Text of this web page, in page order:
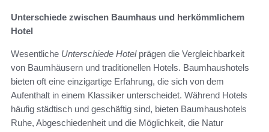
Unterschiede zwischen Baumhaus und herkömmlichem
Hotel
Wesentliche Unterschiede Hotelprägen die Vergleichbarkeit
von Baumhäusern und traditionellen Hotels. Baumhaushotels
bieten oft eine einzigartige Erfahrung, die sich von dem
Aufenthalt in einem Klassiker unterscheidet. Während Hotels
häufig städtisch und geschäftig sind, bieten Baumhaushotels
Ruhe, Abgeschiedenheit und die Möglichkeit, die Natur